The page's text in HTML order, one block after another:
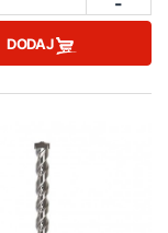
DODAJ